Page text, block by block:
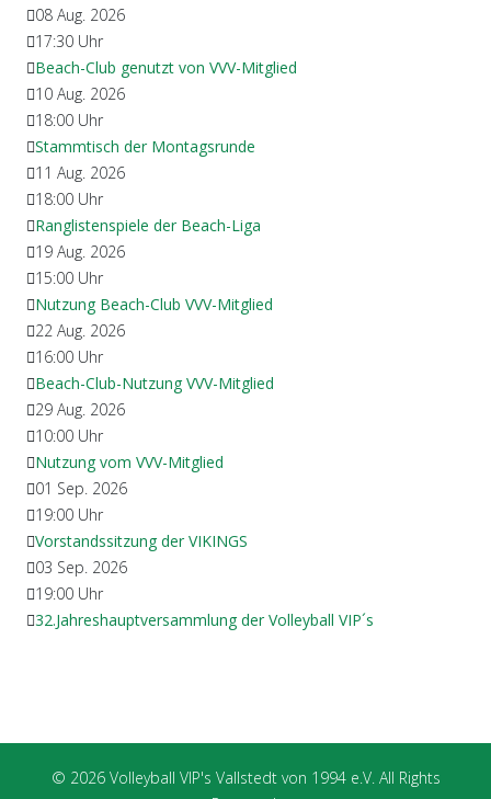
08 Aug. 2026
17:30 Uhr
Beach-Club genutzt von VVV-Mitglied
10 Aug. 2026
18:00 Uhr
Stammtisch der Montagsrunde
11 Aug. 2026
18:00 Uhr
Ranglistenspiele der Beach-Liga
19 Aug. 2026
15:00 Uhr
Nutzung Beach-Club VVV-Mitglied
22 Aug. 2026
16:00 Uhr
Beach-Club-Nutzung VVV-Mitglied
29 Aug. 2026
10:00 Uhr
Nutzung vom VVV-Mitglied
01 Sep. 2026
19:00 Uhr
Vorstandssitzung der VIKINGS
03 Sep. 2026
19:00 Uhr
32.Jahreshauptversammlung der Volleyball VIP´s
© 2026 Volleyball VIP's Vallstedt von 1994 e.V. All Rights